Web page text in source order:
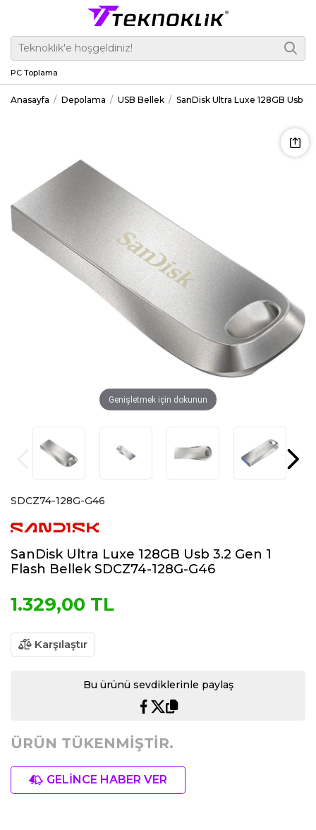
PC Toplama
Anasayfa Depolama USB Bellek SanDisk Ultra Luxe 128GB Usb
Genişletmek için dokunun
SDCZ74-128G-G46
SanDisk Ultra Luxe 128GB Usb 3.2 Gen 1
Flash Bellek SDCZ74-128G-G46
1.329,00 TL
Karşılaştır
Bu ürünü sevdiklerinle paylaş
ÜRÜN TÜKENMİŞTİR.
GELİNCE HABER VER